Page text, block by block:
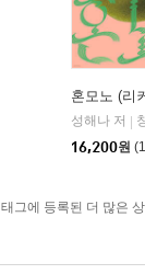
혼모노 (리
성해나 저
16,200원
그에 등록된 더 많은